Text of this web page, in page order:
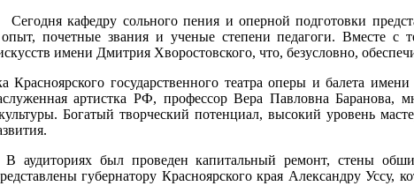
Сегодня кафедру сольного пения и оперной подготовки
почетные звания и ученые степени педагоги. Вместе с
имени Дмитрия Хворостовского, что, безусловно,
государственного театра оперы и балета
артистка РФ, профессор Вера Павловна
Богатый творческий потенциал, высокий уровень
был проведен капитальный ремонт, стены
губернатору Красноярского края Александру Уссу,